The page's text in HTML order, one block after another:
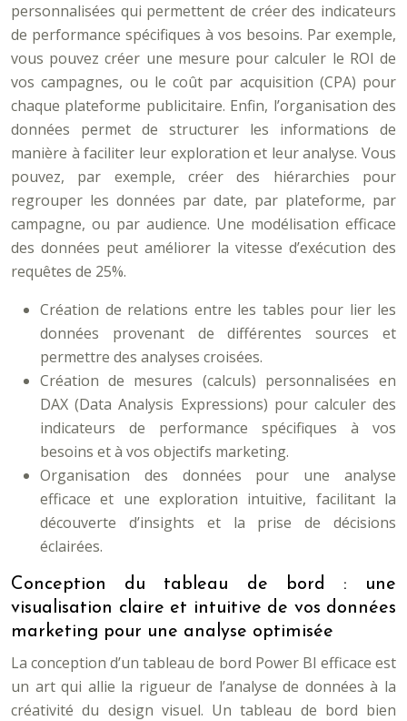
personnalisées qui permettent de créer des indicateurs
de performance spécifiques à vos besoins. Par exemple,
vous pouvez créer une mesure pour calculer le ROI de
vos campagnes, ou le coût par acquisition (CPA) pour
chaque plateforme publicitaire. Enfin, l’organisation des
données permet de structurer les informations de
manière à faciliter leur exploration et leur analyse. Vous
pouvez, par exemple, créer des hiérarchies pour
regrouper les données par date, par plateforme, par
campagne, ou par audience. Une modélisation efficace
des données peut améliorer la vitesse d’exécution des
requêtes de 25%.
Création de relations entre les tables pour lier les
données provenant de différentes sources et
permettre des analyses croisées.
Création de mesures (calculs) personnalisées en
DAX (Data Analysis Expressions) pour calculer des
indicateurs de performance spécifiques à vos
besoins et à vos objectifs marketing.
Organisation des données pour une analyse
efficace et une exploration intuitive, facilitant la
découverte d’insights et la prise de décisions
éclairées.
Conception du tableau de bord : une
visualisation claire et intuitive de vos données
marketing pour une analyse optimisée
La conception d’un tableau de bord Power BI efficace est
un art qui allie la rigueur de l’analyse de données à la
créativité du design visuel. Un tableau de bord bien